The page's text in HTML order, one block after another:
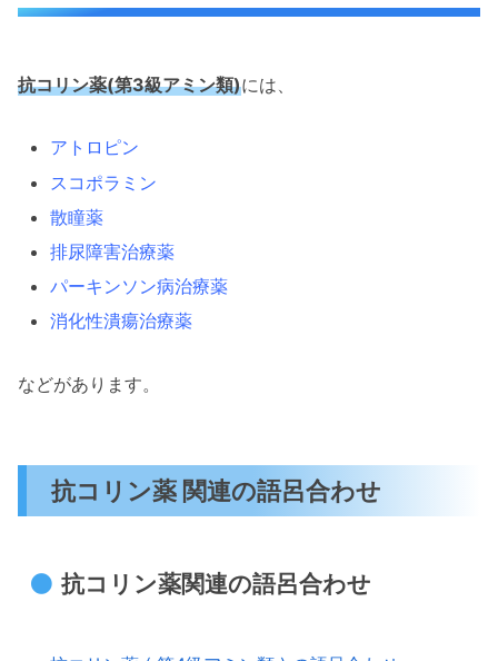
抗コリン薬(第3級アミン類)には、
アトロピン
スコポラミン
散瞳薬
排尿障害治療薬
パーキンソン病治療薬
消化性潰瘍治療薬
などがあります。
抗コリン薬 関連の語呂合わせ
抗コリン薬関連の語呂合わせ